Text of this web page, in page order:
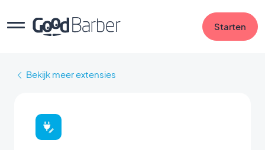
Starten
Bekijk meer extensies